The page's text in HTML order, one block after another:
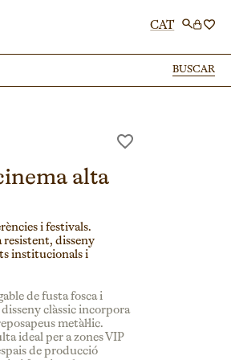
CAT
BUSCAR
BUSCAR
alta
i festivals.
resistent, disseny
institucionals i
de fusta fosca i
clàssic incorpora
metàl·lic.
ideal per a zones VIP
de producció